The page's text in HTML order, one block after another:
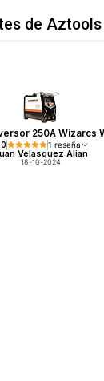
de Aztools
250A Wizarcs
1 reseña
Velasquez Alian
18-10-2024